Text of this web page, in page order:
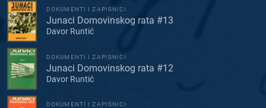
DOKUMENTI I ZAPISNICI
Junaci Domovinskog rata #13
Davor Runtić
DOKUMENTI I ZAPISNICI
Junaci Domovinskog rata #12
Davor Runtić
DOKUMENTI I ZAPISNICI